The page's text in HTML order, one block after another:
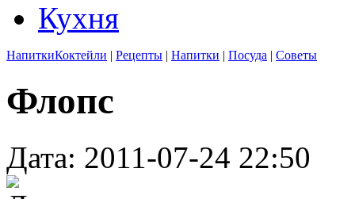
Кухня
НапиткиКоктейли | Рецепты | Напитки | Посуда | Советы
Флопс
Дата: 2011-07-24 22:50